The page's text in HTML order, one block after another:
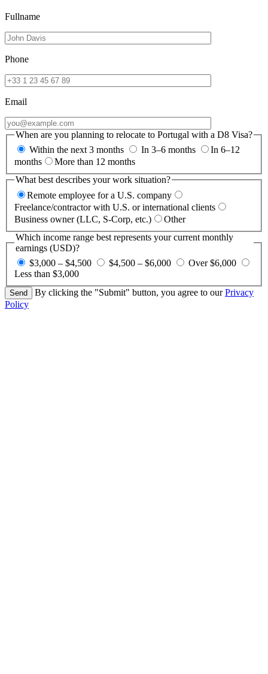
Fullname
Phone
Email
When are you planning to relocate to Portugal with a D8 Visa?
Within the next 3 months
In 3–6 months
In 6–12
months
More than 12 months
What best describes your work situation?
Remote employee for a U.S. company
Freelance/contractor with U.S. or international clients
Business owner (LLC, S-Corp, etc.)
Other
Which income range best represents your current monthly
earnings (USD)?
$3,000 – $4,500
$4,500 – $6,000
Over $6,000
Less than $3,000
By clicking the "Submit" button, you agree to ourPrivacy
Policy